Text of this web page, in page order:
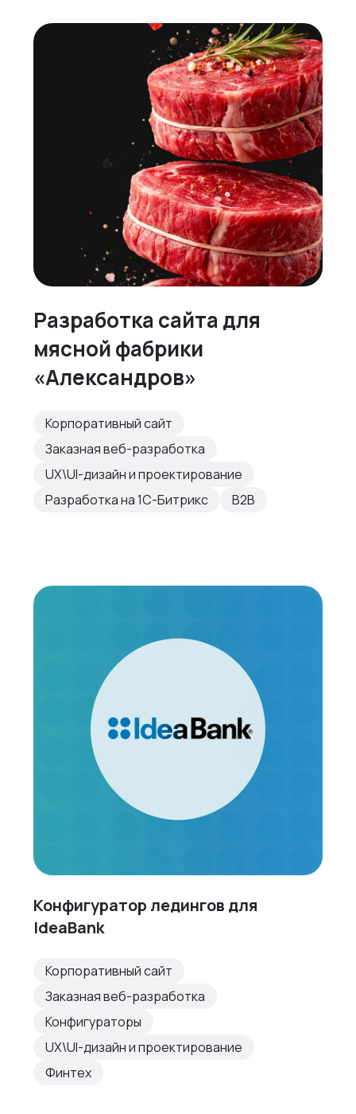
Разработка сайта для
мясной фабрики
«Александров»
Корпоративный сайт
Заказная веб-разработка
UX\UI-дизайн и проектирование
Разработка на 1С-Битрикс
B2B
Конфигуратор ледингов для
IdeaBank
Корпоративный сайт
Заказная веб-разработка
Конфигураторы
UX\UI-дизайн и проектирование
Финтех